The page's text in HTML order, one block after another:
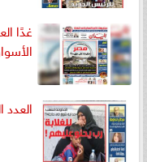
غدًا
العدد